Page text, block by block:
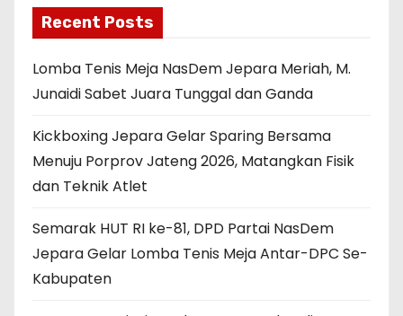
Recent Posts
Lomba Tenis Meja NasDem Jepara Meriah, M.
Junaidi Sabet Juara Tunggal dan Ganda
Kickboxing Jepara Gelar Sparing Bersama
Menuju Porprov Jateng 2026, Matangkan Fisik
dan Teknik Atlet
Semarak HUT RI ke-81, DPD Partai NasDem
Jepara Gelar Lomba Tenis Meja Antar-DPC Se-
Kabupaten